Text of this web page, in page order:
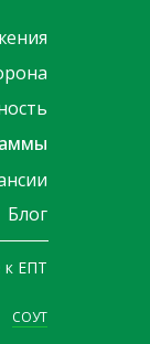
Блог
СОУТ
к ЕПТ